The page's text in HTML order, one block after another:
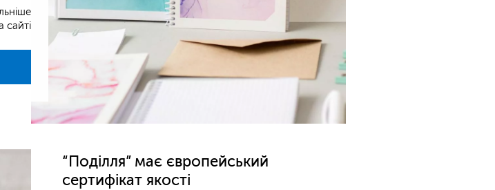
сайті
“Поділля” має європейський
сертифікат якості